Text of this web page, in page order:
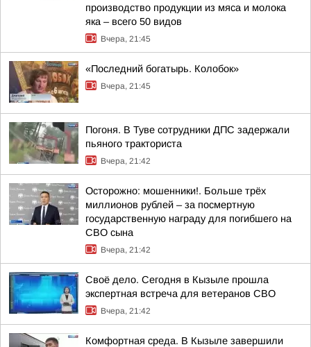
производство продукции из мяса и молока
яка – всего 50 видов
Вчера, 21:45
«Последний богатырь. Колобок»
Вчера, 21:45
Погоня. В Туве сотрудники ДПС задержали
пьяного тракториста
Вчера, 21:42
Осторожно: мошенники!. Больше трёх
миллионов рублей – за посмертную
государственную награду для погибшего на
СВО сына
Вчера, 21:42
Своё дело. Сегодня в Кызыле прошла
экспертная встреча для ветеранов СВО
Вчера, 21:42
Комфортная среда. В Кызыле завершили